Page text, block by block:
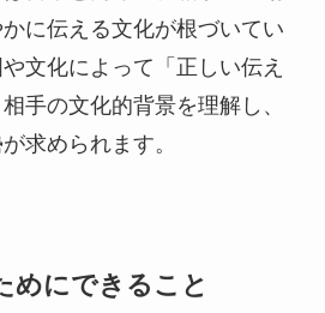
に伝える文化が根づいてい
文化によって「正しい伝え
手の文化的背景を理解し、
求められます。
めにできること